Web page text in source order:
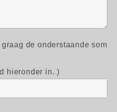
de onderstaande som
hieronder in. )